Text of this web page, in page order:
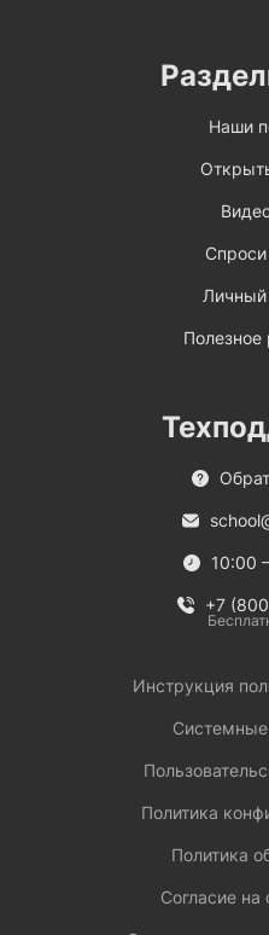
Наши
Спроси
Личный
Полезное
10:00
+7
Инструкция
Системные
Политика
Политика
Согласие на